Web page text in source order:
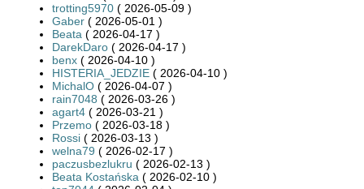
trotting5970 ( 2026-05-09 )
Gaber ( 2026-05-01 )
Beata ( 2026-04-17 )
DarekDaro ( 2026-04-17 )
benx ( 2026-04-10 )
HISTERIA_JEDZIE ( 2026-04-10 )
MichalO ( 2026-04-07 )
rain7048 ( 2026-03-26 )
agart4 ( 2026-03-21 )
Przemo ( 2026-03-18 )
Rossi ( 2026-03-13 )
welna79 ( 2026-02-17 )
paczusbezlukru ( 2026-02-13 )
Beata Kostańska ( 2026-02-10 )